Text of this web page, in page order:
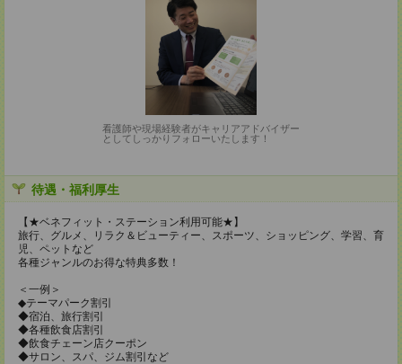
看護師や現場経験者がキャリアアドバイザー
としてしっかりフォローいたします！
待遇・福利厚生
【★ベネフィット・ステーション利用可能★】
旅行、グルメ、リラク＆ビューティー、スポーツ、ショッピング、学習、育
児、ペットなど
各種ジャンルのお得な特典多数！
＜一例＞
◆テーマパーク割引
◆宿泊、旅行割引
◆各種飲食店割引
◆飲食チェーン店クーポン
◆サロン、スパ、ジム割引など